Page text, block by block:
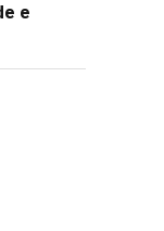
e